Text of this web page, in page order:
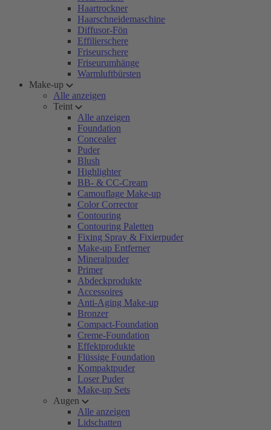
Haartrockner
Haarschneidemaschine
Diffusor-Fön
Effilierschere
Friseurschere
Friseurumhänge
Warmluftbürsten
Make-up
Alle anzeigen
Teint
Alle anzeigen
Foundation
Concealer
Puder
Blush
Highlighter
BB- & CC-Cream
Camouflage Make-up
Color Corrector
Contouring
Contouring Paletten
Fixing Spray & Fixierpuder
Make-up Entferner
Mineralpuder
Primer
Abdeckprodukte
Accessoires
Anti-Aging Make-up
Bronzer
Compact-Foundation
Creme-Foundation
Effektprodukte
Flüssige Foundation
Kompaktpuder
Loser Puder
Make-up Sets
Augen
Alle anzeigen
Lidschatten